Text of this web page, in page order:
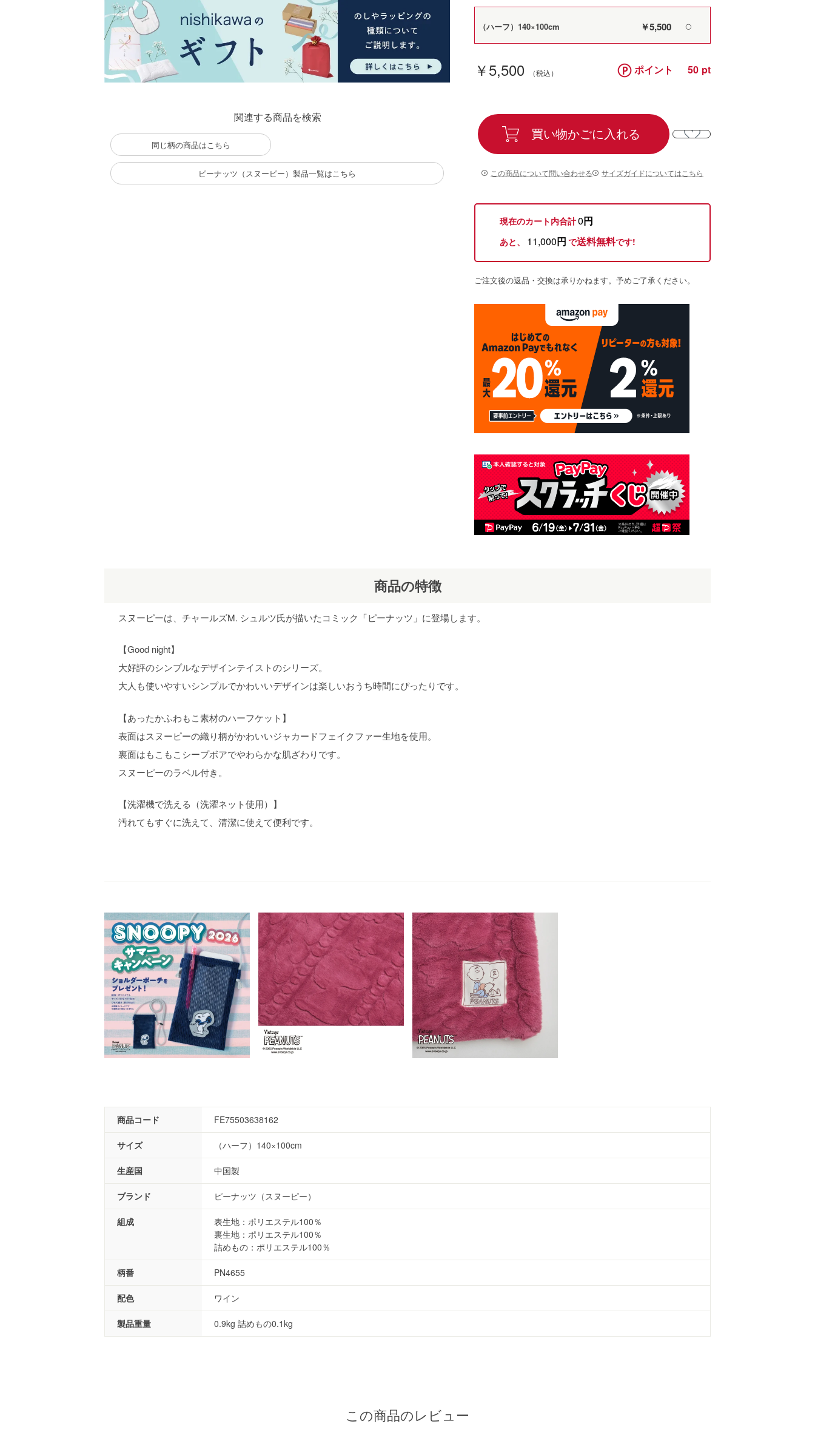
関連する商品を検索
同じ柄の商品はこちら
ピーナッツ（スヌーピー）製品一覧はこちら
￥5,500 ポイント 50
現在のカート内合計0円
あと、 11,000円 で送料無料です!
（ハーフ）140×100cm ￥5,500 〇
買い物かごに入れる
この商品について問い合わせる サイズガイドについてはこちら
ご注文後の返品・交換は承りかねます。予めご了承ください。
商品の特徴
スヌーピーは、チャールズM. シュルツ氏が描いたコミック「ピーナッツ」に登場します。
【Good night】
大好評のシンプルなデザインテイストのシリーズ。
大人も使いやすいシンプルでかわいいデザインは楽しいおうち時間にぴったりです。
【あったかふわもこ素材のハーフケット】
表面はスヌーピーの織り柄がかわいいジャカードフェイクファー生地を使用。
裏面はもこもこシープボアでやわらかな肌ざわりです。
スヌーピーのラベル付き。
【洗濯機で洗える（洗濯ネット使用）】
汚れてもすぐに洗えて、清潔に使えて便利です。
商品コード FE75503638162
サイズ （ハーフ）140×100cm
生産国 中国製
ブランド ピーナッツ（スヌーピー）
組成
表生地：ポリエステル100％
裏生地：ポリエステル100％
詰めもの：ポリエステル100％
柄番 PN4655
配色 ワイン
製品重量 0.9kg 詰めもの0.1kg
この商品のレビュー